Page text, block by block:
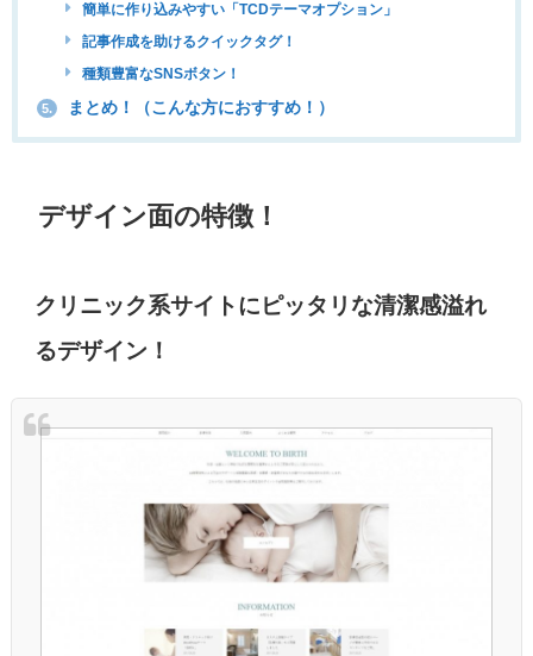
簡単に作り込みやすい「TCDテーマオプション」
記事作成を助けるクイックタグ！
種類豊富なSNSボタン！
5. まとめ！（こんな方におすすめ！）
デザイン面の特徴！
クリニック系サイトにピッタリな清潔感溢れ
るデザイン！